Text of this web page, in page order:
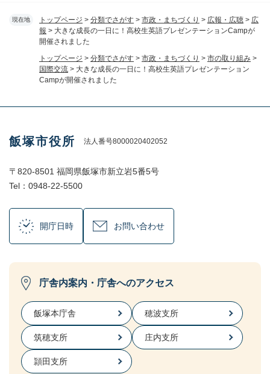
現在地 トップページ > 分類でさがす > 市政・まちづくり > 広報・広聴 > 広
報 > 大きな成長の一日に！高校生英語プレゼンテーションCampが
開催されました
トップページ > 分類でさがす > 市政・まちづくり > 市の取り組み >
国際交流 > 大きな成長の一日に！高校生英語プレゼンテーション
Campが開催されました
飯塚市役所 法人番号8000020402052
〒820-8501 福岡県飯塚市新立岩5番5号
Tel：0948-22-5500
開庁日時 お問い合わせ
庁舎内案内・庁舎へのアクセス
飯塚本庁舎 穂波支所
筑穂支所 庄内支所
頴田支所